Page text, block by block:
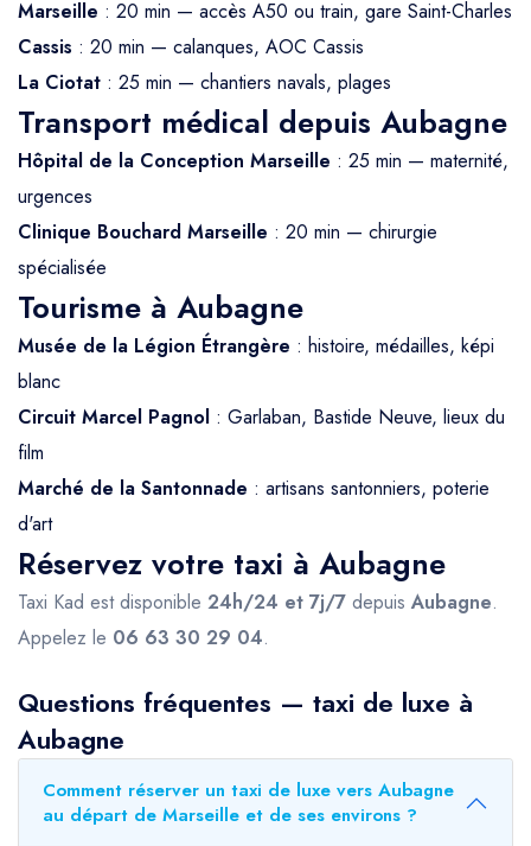
Marseille : 20 min — accès A50 ou train, gare Saint-Charles
Cassis : 20 min — calanques, AOC Cassis
La Ciotat : 25 min — chantiers navals, plages
Transport médical depuis Aubagne
Hôpital de la Conception Marseille : 25 min — maternité,
urgences
Clinique Bouchard Marseille : 20 min — chirurgie
spécialisée
Tourisme à Aubagne
Musée de la Légion Étrangère : histoire, médailles, képi
blanc
Circuit Marcel Pagnol : Garlaban, Bastide Neuve, lieux du
film
Marché de la Santonnade : artisans santonniers, poterie
d'art
Réservez votre taxi à Aubagne
Taxi Kad est disponible 24h/24 et 7j/7 depuis Aubagne.
Appelez le 06 63 30 29 04.
Questions fréquentes — taxi de luxe à
Aubagne
Comment réserver un taxi de luxe vers Aubagne
au départ de Marseille et de ses environs ?